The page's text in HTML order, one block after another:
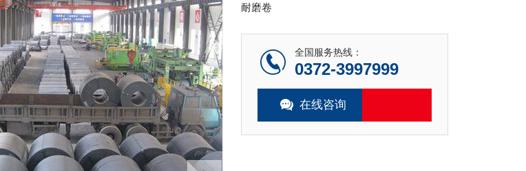
耐磨卷
全国服务热线：
0372-3997999
在线咨询